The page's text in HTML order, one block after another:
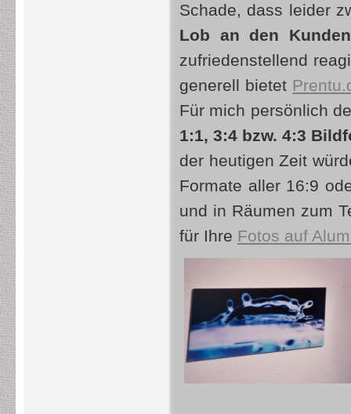
Schade, dass leider
Lob an den
zufriedenstellend
generell bietet
Für mich persönlich
1:1, 3:4 bzw. 4:3
der heutigen Zeit
Formate aller 16:9
und in Räumen zum
für Ihre Fotos auf